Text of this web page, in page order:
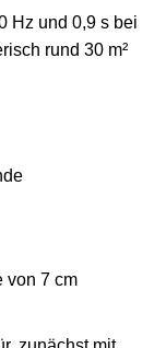
Hz und 0,9 s bei
rund 30 m²
von 7 cm